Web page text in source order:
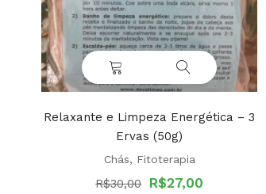
Relaxante e Limpeza Energética – 3
Ervas (50g)
Chás, Fitoterapia
R$30,00 Original
R$27,00